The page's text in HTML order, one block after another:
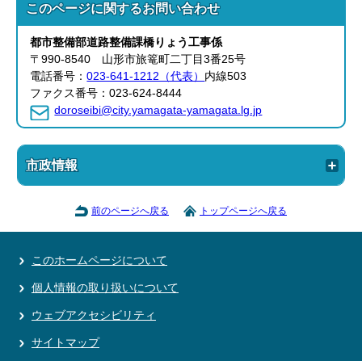
このページに関するお問い合わせ
都市整備部道路整備課橋りょう工事係
〒990-8540 山形市旅篭町二丁目3番25号
電話番号：023-641-1212（代表） 内線503
ファクス番号：023-624-8444
doroseibi@city.yamagata-yamagata.lg.jp
市政情報
前のページへ戻る トップページへ戻る
このホームページについて
個人情報の取り扱いについて
ウェブアクセシビリティ
サイトマップ